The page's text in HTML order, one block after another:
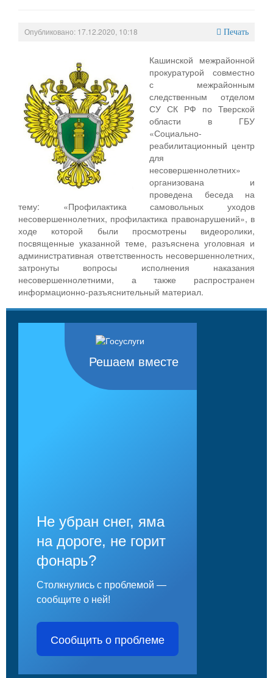
Опубликовано: 17.12.2020, 10:18 Печать
Кашинской межрайонной
прокуратурой совместно
с межрайонным
следственным отделом
СУ СК РФ по Тверской
области в ГБУ
«Социально-
реабилитационный центр
для
несовершеннолетних»
организована и
проведена беседа на
тему: «Профилактика самовольных уходов
несовершеннолетних, профилактика правонарушений», в
ходе которой были просмотрены видеоролики,
посвященные указанной теме, разъяснена уголовная и
административная ответственность несовершеннолетних,
затронуты вопросы исполнения наказания
несовершеннолетними, а также распространен
информационно-разъяснительный материал.
Решаем вместе
Не убран снег, яма
на дороге, не горит
фонарь?
Столкнулись с проблемой —
сообщите о ней!
Сообщить о проблеме